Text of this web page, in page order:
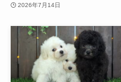
2026年7月14日